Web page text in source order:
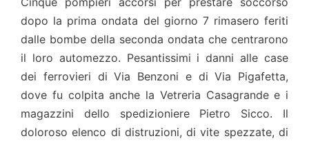
dopo la prima ondata del giorno 7 rimasero feriti
dalle bombe della seconda ondata che centrarono
il loro automezzo. Pesantissimi i danni alle case
dei ferrovieri di Via Benzoni e di Via Pigafetta,
dove fu colpita anche la Vetreria Casagrande e i
magazzini dello spedizioniere Pietro Sicco. Il
doloroso elenco di distruzioni, di vite spezzate, di